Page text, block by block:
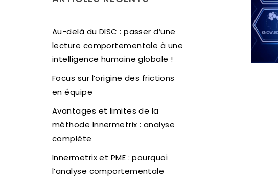
Au-delà du DISC : passer d’une
lecture comportementale à une
intelligence humaine globale !
Focus sur l’origine des frictions
en équipe
Avantages et limites de la
méthode Innermetrix : analyse
complète
Innermetrix et PME : pourquoi
l’analyse comportementale